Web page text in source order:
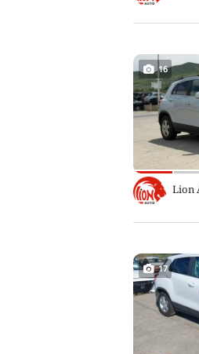
16
Lion
17